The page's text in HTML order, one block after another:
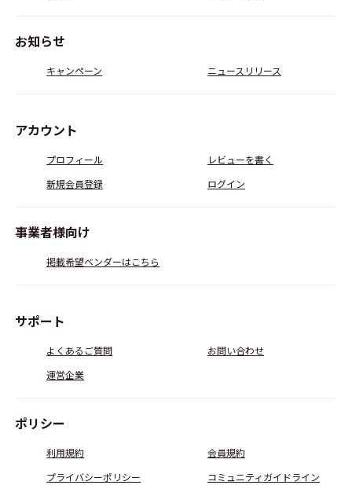
お知らせ
キャンペーン ニュースリリース
アカウント
プロフィール
レビューを書く
新規会員登録
ログイン
事業者様向け
掲載希望ベンダーはこちら
サポート
よくあるご質問
お問い合わせ
運営企業
ポリシー
利用規約
会員規約
プライバシーポリシー
コミュニティガイドライン